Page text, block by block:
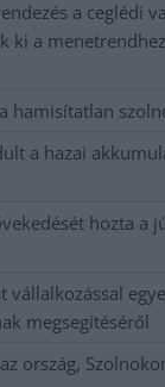
a ceglédi
ki a
hamisítatlan
a hazai
hozta a
megsegítéséről
ország,